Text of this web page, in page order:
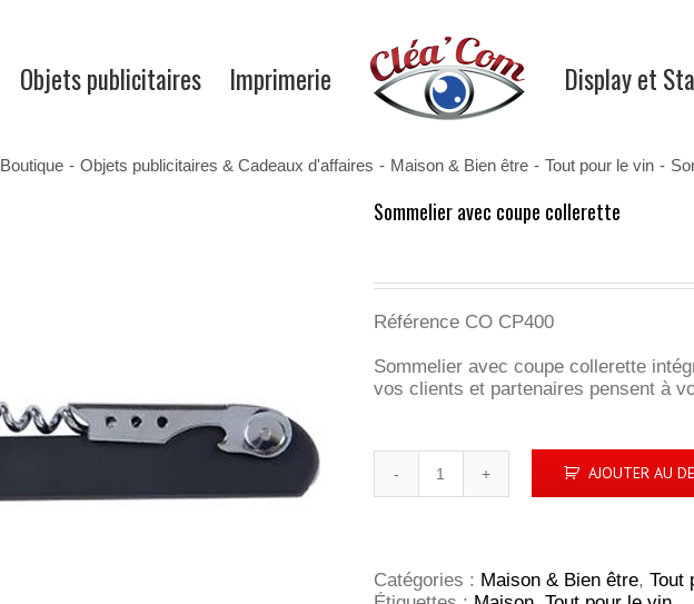
Objets publicitaires Imprimerie Display et
Boutique - Objets publicitaires & Cadeaux d'affaires - Maison & Bien être - Tout pour le vin -
Sommelier avec coupe collerette
Référence CO CP400
Sommelier avec coupe collerette
vos clients et partenaires pensent à
de
collerette
AJOUTER AU
Catégories : Maison & Bien être, Tout